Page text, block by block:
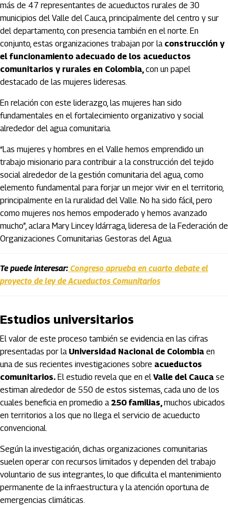
más de 47 representantes de acueductos rurales de 30
municipios del Valle del Cauca, principalmente del centro y sur
del departamento, con presencia también en el norte. En
conjunto, estas organizaciones trabajan por laconstrucción y
el funcionamiento adecuado de los acueductos
comunitarios y rurales en Colombia,con un papel
destacado de las mujeres lideresas.
En relación con este liderazgo, las mujeres han sido
fundamentales en el fortalecimiento organizativo y social
alrededor del agua comunitaria.
“Las mujeres y hombres en el Valle hemos emprendido un
trabajo misionario para contribuir a la construcción del tejido
social alrededor de la gestión comunitaria del agua, como
elemento fundamental para forjar un mejor vivir en el territorio,
principalmente en la ruralidad del Valle. No ha sido fácil, pero
como mujeres nos hemos empoderado y hemos avanzado
mucho”, aclara Mary Lincey Idárraga, lideresa de la Federación de
Organizaciones Comunitarias Gestoras del Agua.
Te puede interesar: Congreso aprueba en cuarto debate el
proyecto de ley de Acueductos Comunitarios
Estudios universitarios
El valor de este proceso también se evidencia en las cifras
presentadas por laUniversidad Nacional de Colombia en
una de sus recientes investigaciones sobre acueductos
comunitarios. El estudio revela que en el Valle del Cauca se
estiman alrededor de 550 de estos sistemas, cada uno de los
cuales beneficia en promedio a 250 familias,muchos ubicados
en territorios a los que no llega el servicio de acueducto
convencional.
Según la investigación, dichas organizaciones comunitarias
suelen operar con recursos limitados y dependen del trabajo
voluntario de sus integrantes, lo que dificulta el mantenimiento
permanente de la infraestructura y la atención oportuna de
emergencias climáticas.